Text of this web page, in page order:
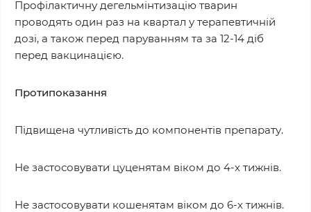
Профілактичну дегельмінтизацію тварин
проводять один раз на квартал у терапевтичній
дозi, а також перед паруванням та за 12-14 діб
перед вакцинацією.
Протипоказання
Підвищена чутливість до компонентів препарату.
Не застосовувати цуценятам віком до 4-х тижнів.
Не застосовувати кошенятам віком до 6-х тижнів.